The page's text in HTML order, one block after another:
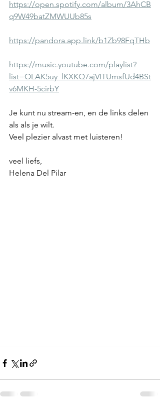
https://open.spotify.com/album/3AhCB
q9W49batZMWUUb85s
https://pandora.app.link/b1Zb98FqTHb
https://music.youtube.com/playlist?
list=OLAK5uy_lKXKQ7ajVITUmsfUd4BSt
v6MKH-5cirbY
Je kunt nu stream-en, en de links delen
als als je wilt.
Veel plezier alvast met luisteren!
veel liefs,
Helena Del Pilar